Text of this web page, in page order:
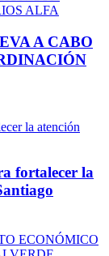
A CABO
fortalecer la